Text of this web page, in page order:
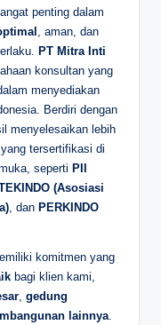
penting dalam
, aman, dan
PT Mitra Inti
konsultan yang
menyediakan
Berdiri dengan
menyelesaikan lebih
tersertifikasi di
seperti PII
(Asosiasi
, dan PERKINDO
komitmen yang
bagi klien kami,
gedung
lainnya